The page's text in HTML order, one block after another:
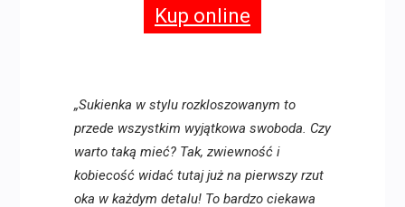
Kup online
„Sukienka w stylu rozkloszowanym to
przede wszystkim wyjątkowa swoboda. Czy
warto taką mieć? Tak, zwiewność i
kobiecość widać tutaj już na pierwszy rzut
oka w każdym detalu! To bardzo ciekawa